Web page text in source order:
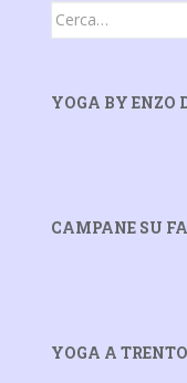
Cerca:
YOGA BY ENZO
CAMPANE SU
YOGA A TRENTO